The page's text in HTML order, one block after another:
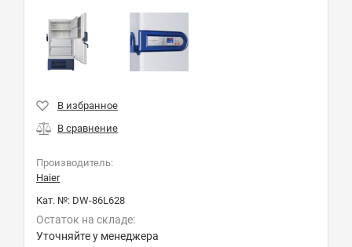
Производитель:
Haier
Кат. №: DW-86L628
Остаток на складе:
Уточняйте у менеджера